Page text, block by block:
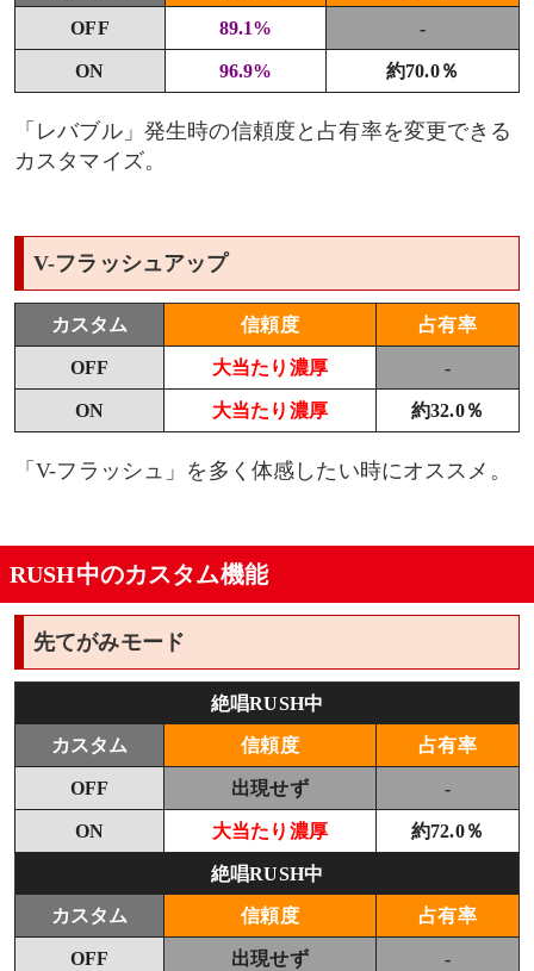
OFF 89.1% -
ON 96.9% 約70.0％
「レバブル」発生時の信頼度と占有率を変更できる
カスタマイズ。
V-フラッシュアップ
カスタム 信頼度 占有率
OFF 大当たり濃厚 -
ON 大当たり濃厚 約32.0％
「V-フラッシュ」を多く体感したい時にオススメ。
RUSH中のカスタム機能
先てがみモード
絶唱RUSH中
カスタム 信頼度 占有率
OFF 出現せず -
ON 大当たり濃厚 約72.0％
絶唱RUSH中
カスタム 信頼度 占有率
OFF 出現せず -